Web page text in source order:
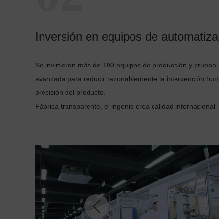
Inversión en equipos de
Se invirtieron más de 100 equipos de producción y prueba
avanzada para reducir razonablemente la intervención
precisión del producto.
Fábrica transparente, el ingenio crea calidad internacional